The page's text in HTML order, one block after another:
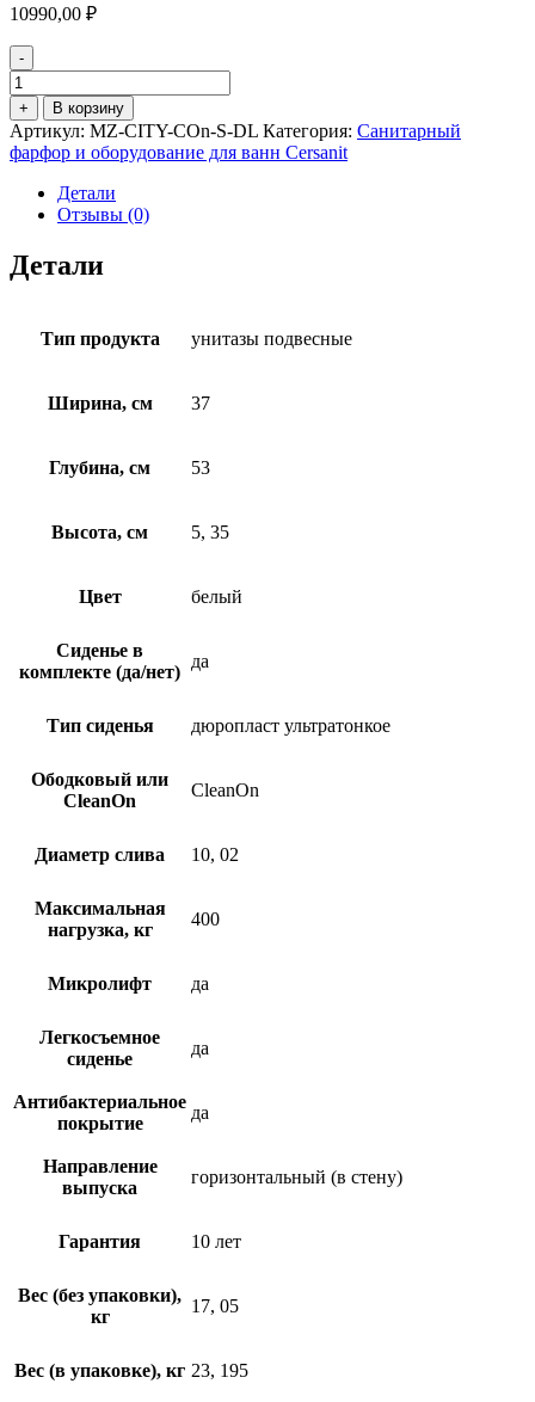
10990,00 ₽
-
Количество
товара
Подвесной
унитаз
CITY
Clean
EO
slim
+ В корзину
Артикул: MZ-CITY-COn-S-DL Категория: Санитарный
фарфор и оборудование для ванн Cersanit
Детали
Отзывы (0)
Детали
Тип продукта унитазы подвесные
Ширина, см 37
Глубина, см 53
Высота, см 5, 35
Цвет белый
Сиденье в
комплекте (да/нет)
да
Тип сиденья дюропласт ультратонкое
Ободковый или
CleanOn
CleanOn
Диаметр слива 10, 02
Максимальная
нагрузка, кг
400
Микролифт да
Легкосъемное
сиденье
да
Антибактериальное
покрытие
да
Направление
выпуска
горизонтальный (в стену)
Гарантия 10 лет
Вес (без упаковки),
кг
17, 05
Вес (в упаковке), кг 23, 195